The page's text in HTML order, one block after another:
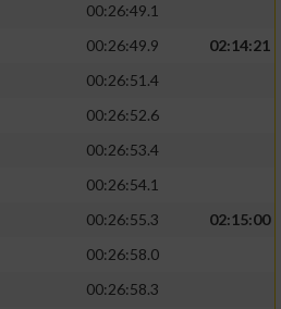
00:26:49.1
00:26:49.9
02:14:21
00:26:51.4
00:26:52.6
00:26:53.4
00:26:54.1
00:26:55.3
02:15:00
00:26:58.0
00:26:58.3